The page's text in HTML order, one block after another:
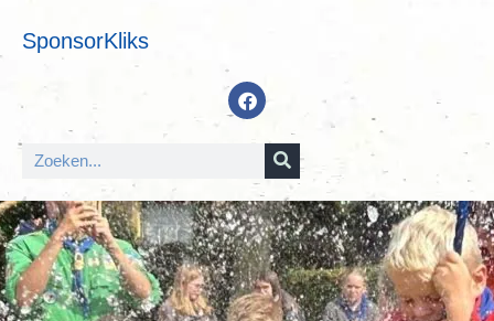
SponsorKliks